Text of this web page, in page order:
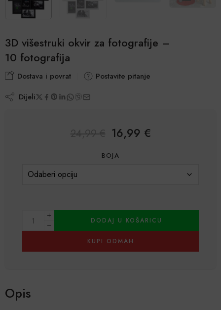
3D višestruki okvir za fotografije –
10 fotografija
Dostava i povrat Postavite pitanje
Dijeli
16,99 €
BOJA
DODAJ U KOŠARICU
KUPI ODMAH
Opis